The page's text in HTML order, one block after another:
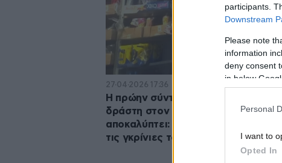
participants.
Downstream
Please note
information
deny consent
in below
Personal
I want to
Opted In
27·04·2026 17:36
Η πρώην σύντροφος του 20χρονου
δράστη στον Άγιο Δημήτριο
αποκαλύπτει: «Ήταν ζηλιάρης, έκανε
τις γκρίνιες του»